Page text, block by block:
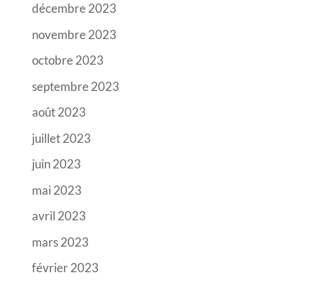
décembre 2023
novembre 2023
octobre 2023
septembre 2023
août 2023
juillet 2023
juin 2023
mai 2023
avril 2023
mars 2023
février 2023